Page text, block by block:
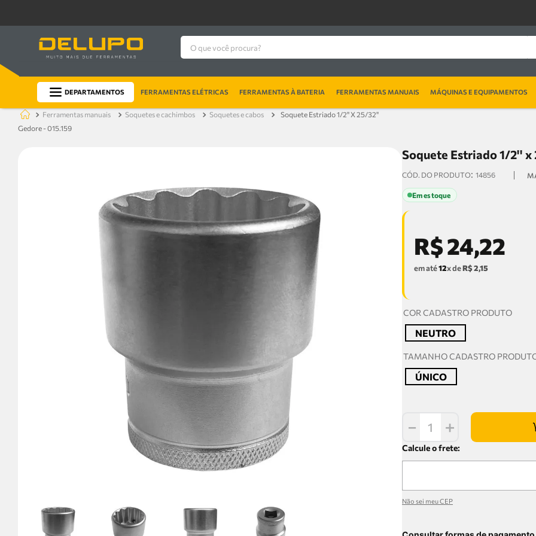
O que você procura?
DEPARTAMENTOS FERRAMENTAS ELÉTRICAS FERRAMENTAS À BATERIA FERRAMENTAS MANUAIS MÁQUINAS E EQUIPAMENTOS
ferramentas manuais soquetes e cachimbos soquetes e cabos
Soquete Estriado 1/2'' X 25/32''
Gedore - 015.159
Soquete Estriado 1/2''
: 14856
Em estoque
R$24,22
em até12x deR$2,15
COR CADASTRO PRODUTO
NEUTRO
TAMANHO CADASTRO
ÚNICO
＋
－
Não sei meu CEP